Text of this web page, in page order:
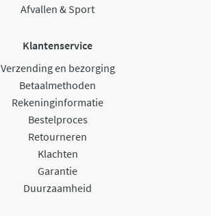
Afvallen & Sport
Klantenservice
Verzending en bezorging
Betaalmethoden
Rekeninginformatie
Bestelproces
Retourneren
Klachten
Garantie
Duurzaamheid